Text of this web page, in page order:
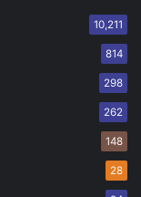
10,211
814
298
262
148
28